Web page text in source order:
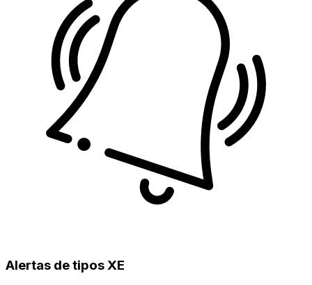
Alertas de tipos XE